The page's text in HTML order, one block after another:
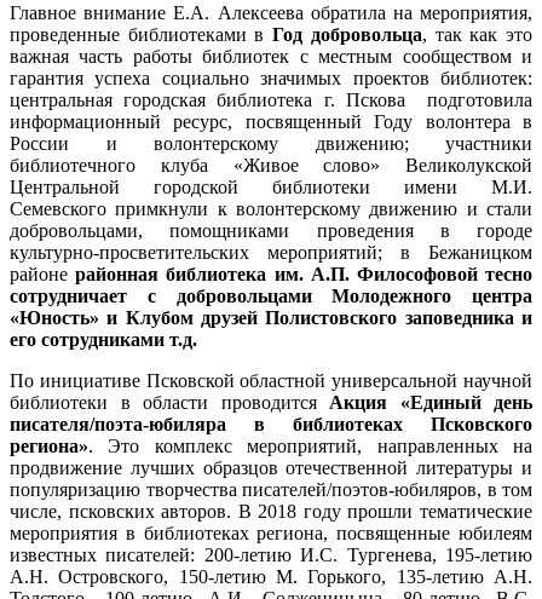
Главное внимание Е.А. Алексеева обратила на мероприятия,
проведенные библиотеками вГод добровольца, так как это
важная часть работы библиотек с местным сообществом и
гарантия успеха социально значимых проектов библиотек:
центральная городская библиотека г. Пскова подготовила
информационный ресурс, посвященный Году волонтера в
России и волонтерскому движению; участники
библиотечного клуба «Живое слово» Великолукской
Центральной городской библиотеки имени М.И.
Семевского примкнули к волонтерскому движению и стали
добровольцами, помощниками проведения в городе
культурно-просветительских мероприятий; в Бежаницком
районерайонная библиотека им. А.П. Философовой тесно
сотрудничает с добровольцами Молодежного центра
«Юность» и Клубом друзей Полистовского заповедника и
его сотрудниками т.д.
По инициативе Псковской областной универсальной научной
библиотеки в области проводится Акция «Единый день
писателя/поэта-юбиляра в библиотеках Псковского
региона». Это комплекс мероприятий, направленных на
продвижение лучших образцов отечественной литературы и
популяризацию творчества писателей/поэтов-юбиляров, в том
числе, псковских авторов. В 2018 году прошли тематические
мероприятия в библиотеках региона, посвященные юбилеям
известных писателей: 200-летию И.С. Тургенева, 195-летию
А.Н. Островского, 150-летию М. Горького, 135-летию А.Н.